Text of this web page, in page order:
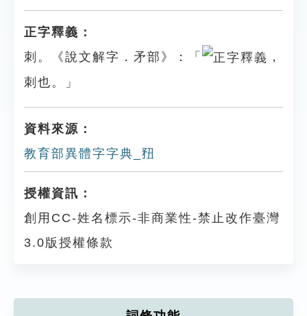
正字釋義：
刺。《說文解字．矛部》：「
，
刺也。」
資料來源：
教育部異體字字典_䂇
授權資訊：
創用CC-姓名標示-非商業性-禁止改作臺灣
3.0版授權條款